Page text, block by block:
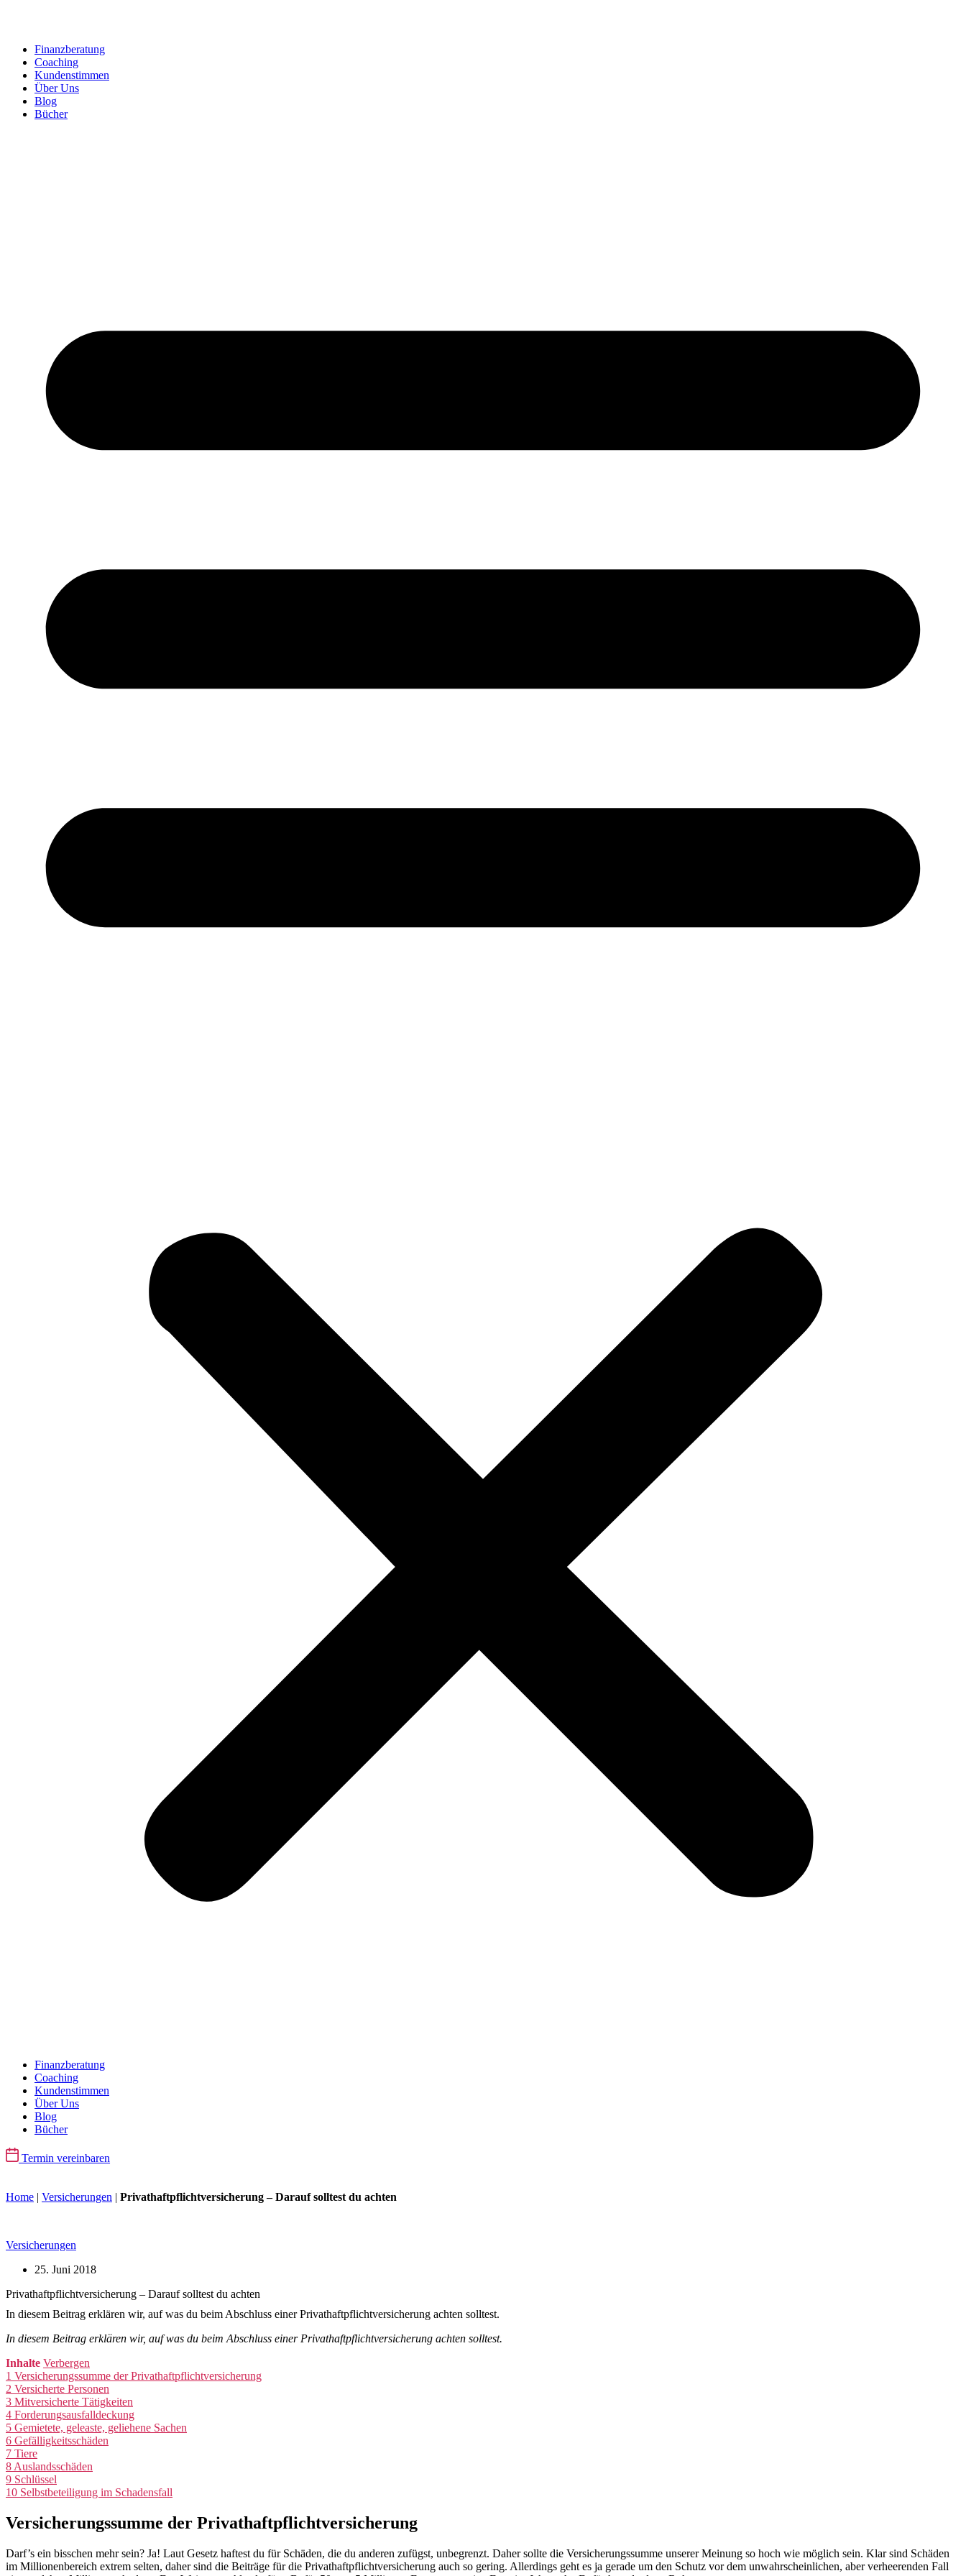
Finanzberatung
Coaching
Kundenstimmen
Über Uns
Blog
Bücher
Finanzberatung
Coaching
Kundenstimmen
Über Uns
Blog
Bücher
Termin vereinbaren
Home | Versicherungen | Privathaftpflichtversicherung – Darauf solltest du achten
Versicherungen
25. Juni 2018
Privathaftpflichtversicherung – Darauf solltest du achten
In diesem Beitrag erklären wir, auf was du beim Abschluss einer Privathaftpflichtversicherung achten solltest.
In diesem Beitrag erklären wir, auf was du beim Abschluss einer Privathaftpflichtversicherung achten solltest.
Inhalte Verbergen
1 Versicherungssumme der Privathaftpflichtversicherung
2 Versicherte Personen
3 Mitversicherte Tätigkeiten
4 Forderungsausfalldeckung
5 Gemietete, geleaste, geliehene Sachen
6 Gefälligkeitsschäden
7 Tiere
8 Auslandsschäden
9 Schlüssel
10 Selbstbeteiligung im Schadensfall
Versicherungssumme der Privathaftpflichtversicherung
Darf’s ein bisschen mehr sein? Ja! Laut Gesetz haftest du für Schäden, die du anderen zufügst, unbegrenzt. Daher sollte die Versicherungssumme unserer Meinung so hoch wie möglich sein. Klar sind Schäden
im Millionenbereich extrem selten, daher sind die Beiträge für die Privathaftpflichtversicherung auch so gering. Allerdings geht es ja gerade um den Schutz vor dem unwahrscheinlichen, aber verheerenden Fall